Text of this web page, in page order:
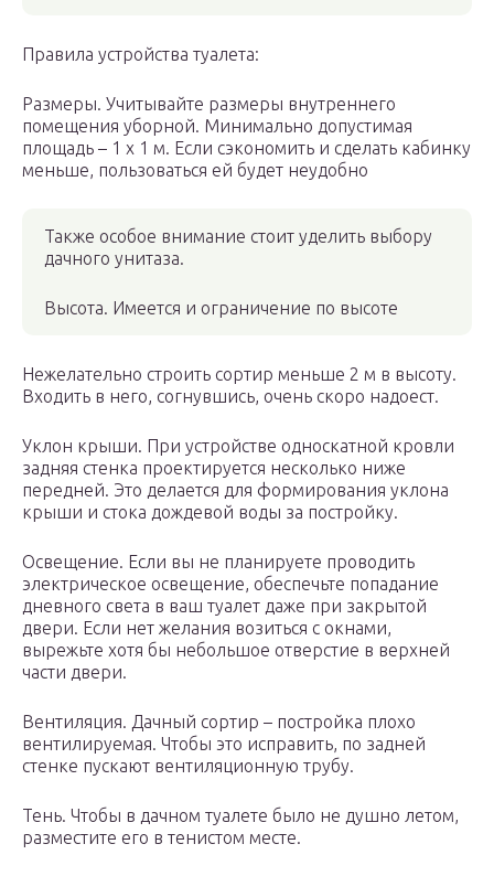
Правила устройства туалета:
Размеры. Учитывайте размеры внутреннего
помещения уборной. Минимально допустимая
площадь – 1 х 1 м. Если сэкономить и сделать кабинку
меньше, пользоваться ей будет неудобно
Также особое внимание стоит уделить выбору
дачного унитаза.
Высота. Имеется и ограничение по высоте
Нежелательно строить сортир меньше 2 м в высоту.
Входить в него, согнувшись, очень скоро надоест.
Уклон крыши. При устройстве односкатной кровли
задняя стенка проектируется несколько ниже
передней. Это делается для формирования уклона
крыши и стока дождевой воды за постройку.
Освещение. Если вы не планируете проводить
электрическое освещение, обеспечьте попадание
дневного света в ваш туалет даже при закрытой
двери. Если нет желания возиться с окнами,
вырежьте хотя бы небольшое отверстие в верхней
части двери.
Вентиляция. Дачный сортир – постройка плохо
вентилируемая. Чтобы это исправить, по задней
стенке пускают вентиляционную трубу.
Тень. Чтобы в дачном туалете было не душно летом,
разместите его в тенистом месте.